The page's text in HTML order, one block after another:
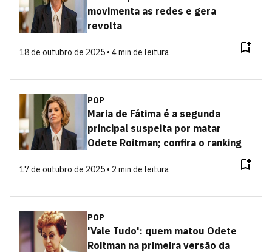
movimenta as redes e gera
revolta
18 de outubro de 2025 • 4 min de leitura
POP
Maria de Fátima é a segunda
principal suspeita por matar
Odete Roitman; confira o ranking
17 de outubro de 2025 • 2 min de leitura
POP
'Vale Tudo': quem matou Odete
Roitman na primeira versão da